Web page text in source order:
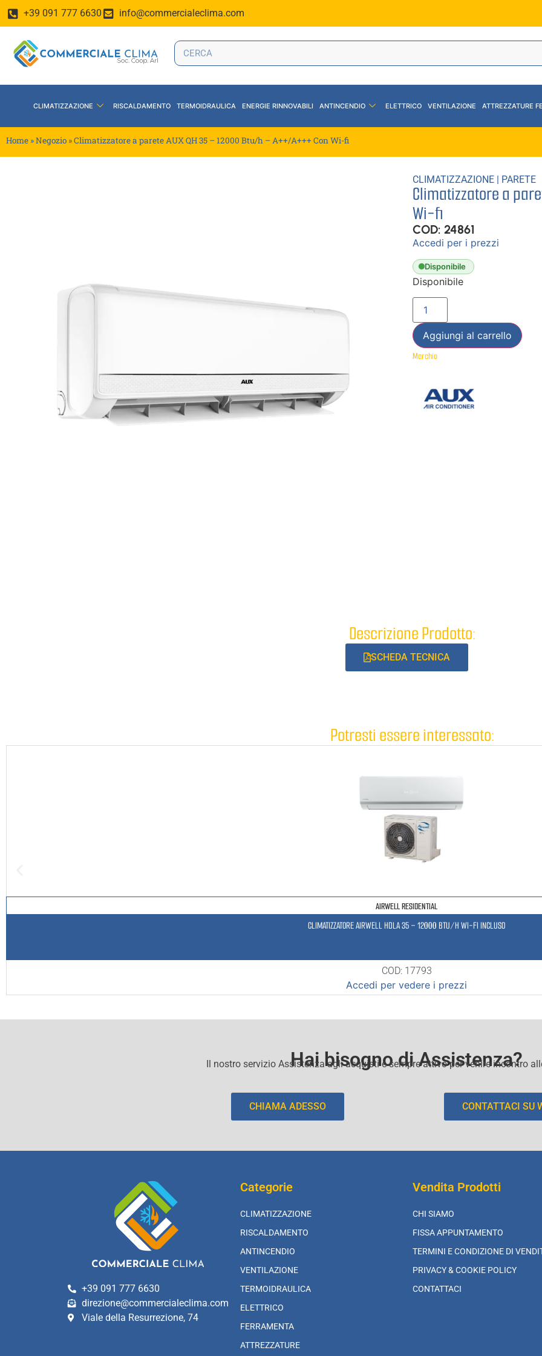
+39 091 777 6630 info@commercialeclima.com
CLIMATIZZAZIONE RISCALDAMENTO TERMOIDRAULICA ENERGIE RINNOVABILI ANTINCENDIO ELETTRICO VENTILAZIONE ATTREZZATURE
Home »Negozio »Climatizzatore a parete AUX QH 35 – 12000 Btu/h – A++/A+++ Con Wi-fi
CLIMATIZZAZIONE | PARETE
Climatizzatore a
Wi-fi
COD: 24861
Accedi per i prezzi
Disponibile
Disponibile
Aggiungi al carrello
Marchio
Descrizione Prodotto:
SCHEDA TECNICA
Potresti essere interessato:
AIRWELL RESIDENTIAL
CLIMATIZZATORE AIRWELL HDLA 35 – 12000 BTU/H WI-FI INCLUSO
COD: 17793
Accedi per vedere i prezzi
Hai bisogno di Assistenza?
Il nostro servizio Assistenza agli acquisti e sempre attivo per venire incontro
CHIAMA ADESSO CONTATTACI SU
+39 091 777 6630
direzione@commercialeclima.com
Viale della Resurrezione, 74
Categorie
CLIMATIZZAZIONE
RISCALDAMENTO
ANTINCENDIO
VENTILAZIONE
TERMOIDRAULICA
ELETTRICO
FERRAMENTA
ATTREZZATURE
Vendita Prodotti
CHI SIAMO
FISSA APPUNTAMENTO
TERMINI E CONDIZIONE DI
PRIVACY & COOKIE POLICY
CONTATTACI